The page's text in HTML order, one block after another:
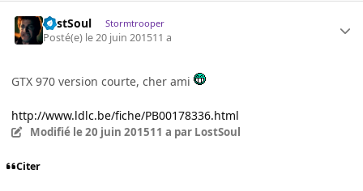
LostSoul Stormtrooper
Posté(e) le 20 juin 201511 a
GTX 970 version courte, cher ami
http://www.ldlc.be/fiche/PB00178336.html
Modifié le 20 juin 201511 a par LostSoul
Citer